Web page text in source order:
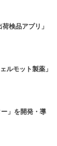
検品アプリ」
ルモット製薬」
」を開発・導